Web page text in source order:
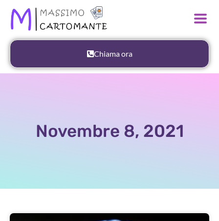
Chiama ora
Novembre 8, 2021